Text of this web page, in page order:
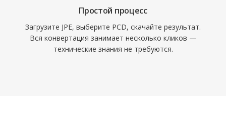
Простой процесс
Загрузите JPE, выберите PCD, скачайте результат.
Вся конвертация занимает несколько кликов —
технические знания не требуются.